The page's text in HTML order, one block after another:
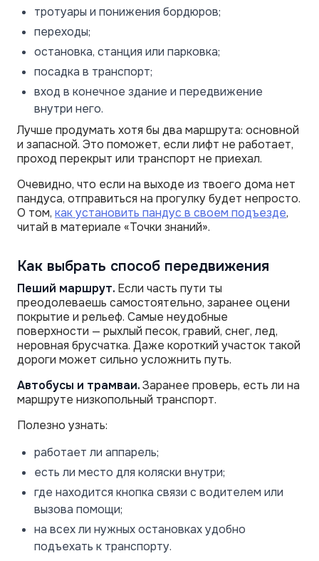
тротуары и понижения бордюров;
переходы;
остановка, станция или парковка;
посадка в транспорт;
вход в конечное здание и передвижение
внутри него.
Лучше продумать хотя бы два маршрута: основной
и запасной. Это поможет, если лифт не работает,
проход перекрыт или транспорт не приехал.
Очевидно, что если на выходе из твоего дома нет
пандуса, отправиться на прогулку будет непросто.
О том, как установить пандус в своем подъезде,
читай в материале «Точки знаний».
Как выбрать способ передвижения
Пеший маршрут. Если часть пути ты
преодолеваешь самостоятельно, заранее оцени
покрытие и рельеф. Самые неудобные
поверхности — рыхлый песок, гравий, снег, лед,
неровная брусчатка. Даже короткий участок такой
дороги может сильно усложнить путь.
Автобусы и трамваи.Заранее проверь, есть ли на
маршруте низкопольный транспорт.
Полезно узнать:
работает ли аппарель;
есть ли место для коляски внутри;
где находится кнопка связи с водителем или
вызова помощи;
на всех ли нужных остановках удобно
подъехать к транспорту.